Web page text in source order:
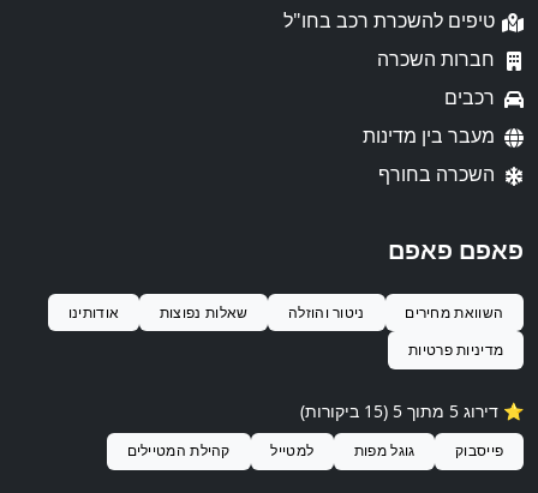
טיפים להשכרת רכב בחו"ל
חברות השכרה
רכבים
מעבר בין מדינות
השכרה בחורף
פאפם פאפם
השוואת מחירים ניטור והוזלה שאלות נפוצות
אודותינו
מדיניות פרטיות
⭐️ דירוג 5 מתוך 5 (15 ביקורות)
פייסבוק גוגל מפות למטייל קהילת המטיילים